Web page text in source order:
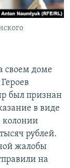
своем доме
был признан
в виде
колонии
рублей.
жалобы
на